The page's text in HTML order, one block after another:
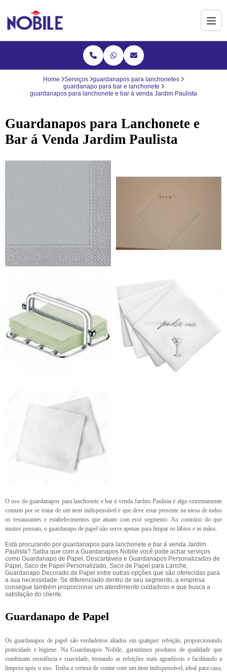
Home Serviços
guardanapos para lanchonetes
guardanapo para bar e lanchonete
guardanapos para lanchonete e bar á venda Jardim Paulista
Guardanapos para Lanchonete e
Bar á Venda Jardim Paulista
O uso do guardanapos para lanchonete e bar á venda Jardim Paulista é algo extremamente
comum por se tratar de um item indispensável e que deve estar presente na mesa de todos
os restaurantes e estabelecimentos que atuam com esse segmento. Ao contrário do que
muitos pensam, o guardanapo de papel não serve apenas para limpar os lábios e as mãos.
Está procurando por guardanapos para lanchonete e bar á venda Jardim
Paulista? Saiba que com a Guardanapos Nobile você pode achar serviços
como Guardanapo de Papel, Descartáveis e Guardanapos Personalizados de
Papel, Saco de Papel Personalizado, Saco de Papel para Lanche,
Guardanapo Decorado de Papel entre outras opções que são oferecidas para
a sua necessidade. Se diferenciado dentro de seu segmento, a empresa
consegue também proporcionar um atendimento cuidadoso e que busca a
satisfação do cliente.
Guardanapo de Papel
Os guardanapos de papel são verdadeiros aliados em qualquer refeição, proporcionando
praticidade e higiene. Na Guardanapos Nobile, garantimos produtos de qualidade que
combinam resistência e suavidade, tornando as refeições mais agradáveis e facilitando a
limpeza após o uso. Tenha a certeza de contar com um item indispensável, ideal para casa,